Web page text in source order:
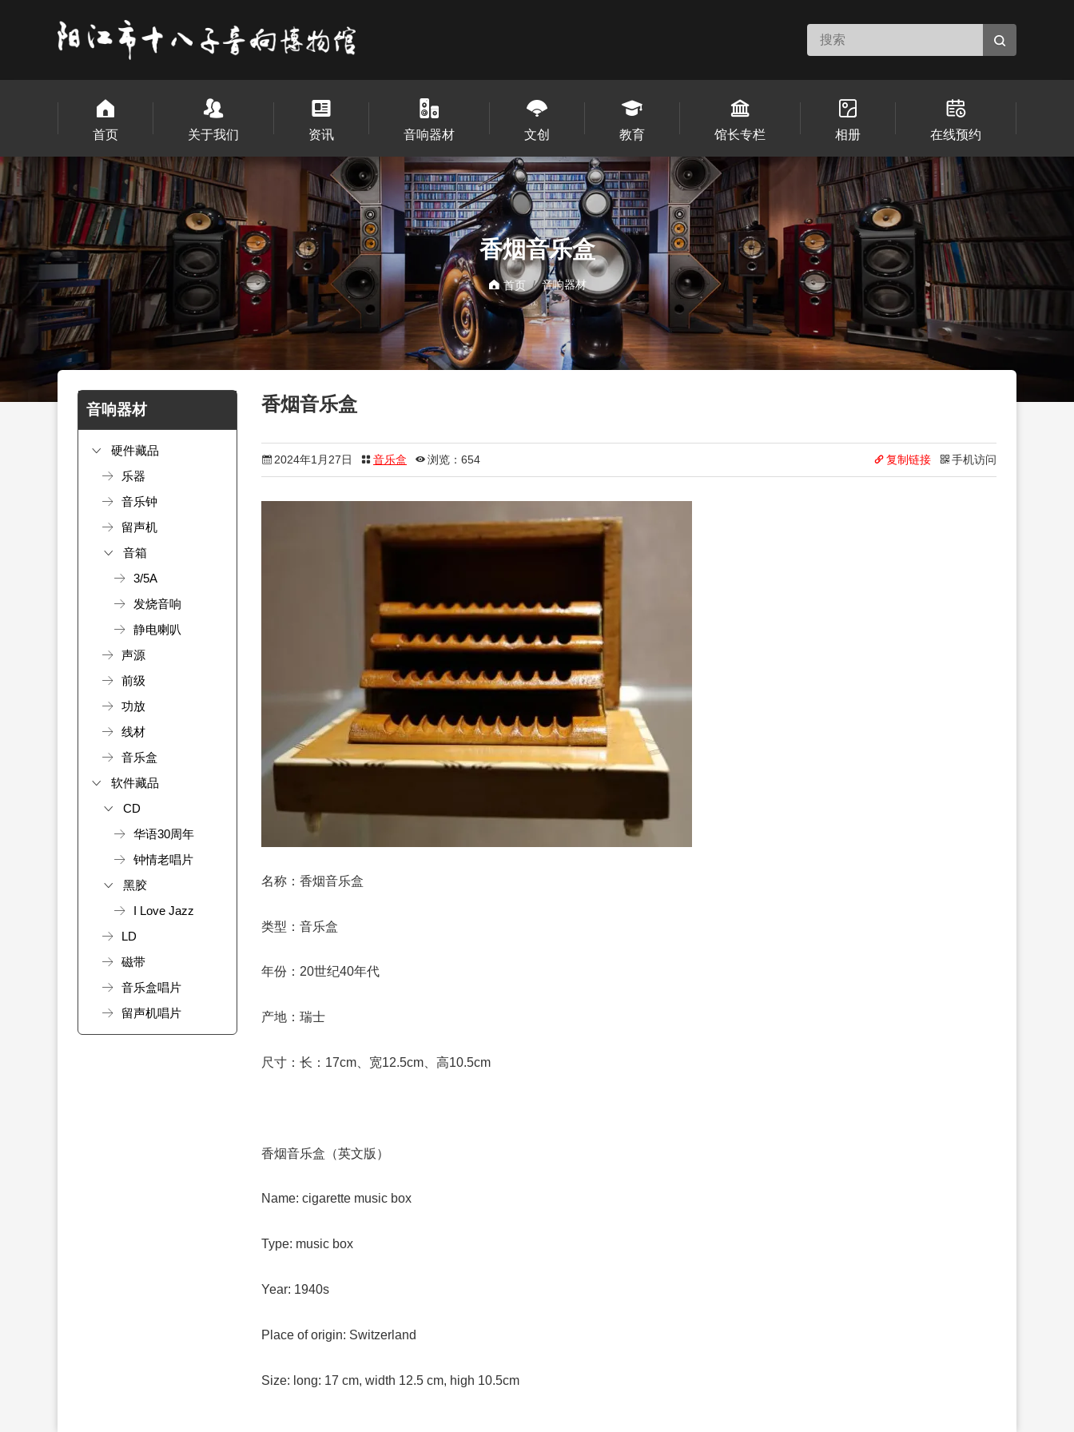
首页 关于我们 资讯 音响器材 文创 教育 馆长专栏 相册 在线预约
香烟音乐盒
首页 音响器材
音响器材
硬件藏品
乐器
音乐钟
留声机
音箱
3/5A
发烧音响
静电喇叭
声源
前级
功放
线材
音乐盒
软件藏品
CD
华语30周年
钟情老唱片
黑胶
I Love Jazz
LD
磁带
音乐盒唱片
留声机唱片
香烟音乐盒
2024年1月27日 音乐盒 浏览：654 复制链接 手机访问
名称：香烟音乐盒
类型：音乐盒
年份：20世纪40年代
产地：瑞士
尺寸：长：17cm、宽12.5cm、高10.5cm
香烟音乐盒（英文版）
Name: cigarette music box
Type: music box
Year: 1940s
Place of origin: Switzerland
Size: long: 17 cm, width 12.5 cm, high 10.5cm